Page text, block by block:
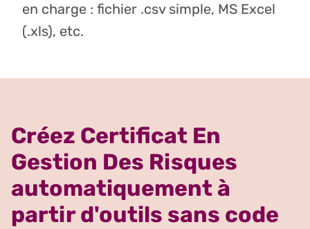
en charge : fichier .csv simple, MS Excel
(.xls), etc.
Créez Certificat En
Gestion Des Risques
automatiquement à
partir d'outils sans code